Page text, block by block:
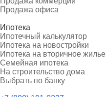
Продажа офиса
Ипотека
Ипотечный калькулятор
Ипотека на новостройки
Ипотека на вторичное жилье
Семейная ипотека
На строительство дома
Выбрать по банку